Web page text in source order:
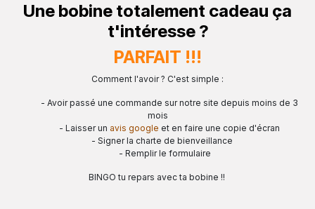
Une bobine totalement cadeau ça
t'intéresse ?
PARFAIT !!!
Comment l'avoir ? C'est simple :
​- Avoir passé une commande sur notre site depuis moins de 3
mois
​- Laisser un avis google et en faire une copie d'écran
​- Signer la charte de bienveillance
​- Remplir le formulaire
BINGO tu repars avec ta bobine !!